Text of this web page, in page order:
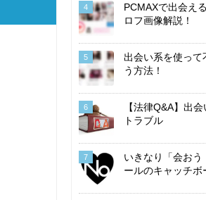
4
PCMAXで出会え
ロフ画像解説！
5
出会い系を使って
う方法！
6
【法律Q&A】出
トラブル
7
いきなり「会おう
ールのキャッチボ